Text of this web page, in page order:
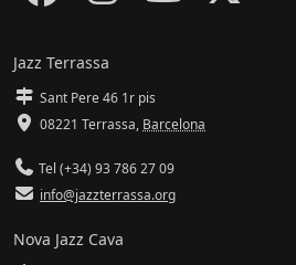
Jazz Terrassa
Sant Pere 46 1r pis
08221 Terrassa, Barcelona
Tel (+34) 93 786 27 09
info@jazzterrassa.org
Nova Jazz Cava